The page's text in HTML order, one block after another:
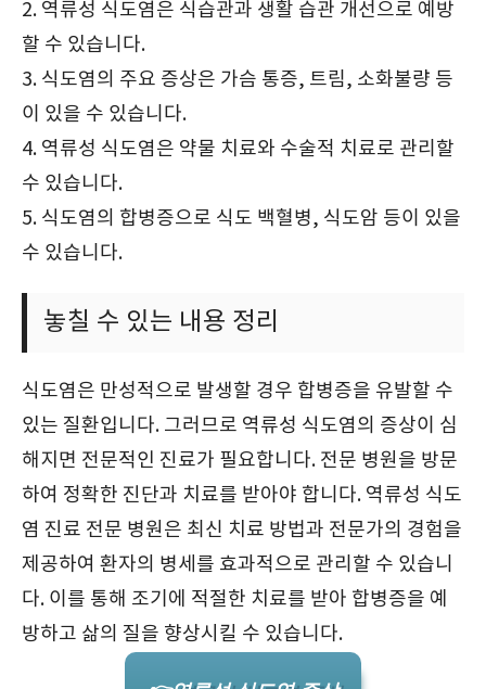
2. 역류성 식도염은 식습관과 생활 습관 개선으로 예방
할 수 있습니다.
3. 식도염의 주요 증상은 가슴 통증, 트림, 소화불량 등
이 있을 수 있습니다.
4. 역류성 식도염은 약물 치료와 수술적 치료로 관리할
수 있습니다.
5. 식도염의 합병증으로 식도 백혈병, 식도암 등이 있을
수 있습니다.
놓칠 수 있는 내용 정리
식도염은 만성적으로 발생할 경우 합병증을 유발할 수
있는 질환입니다. 그러므로 역류성 식도염의 증상이 심
해지면 전문적인 진료가 필요합니다. 전문 병원을 방문
하여 정확한 진단과 치료를 받아야 합니다. 역류성 식도
염 진료 전문 병원은 최신 치료 방법과 전문가의 경험을
제공하여 환자의 병세를 효과적으로 관리할 수 있습니
다. 이를 통해 조기에 적절한 치료를 받아 합병증을 예
방하고 삶의 질을 향상시킬 수 있습니다.